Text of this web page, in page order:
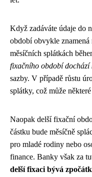
Když zadáváte údaje do
období obvykle
měsíčních splátkách
fixačního období dochází
sazby. V případě růstu
splátky, což může
Naopak delší fixační
částku bude měsíčně
pro mladé rodiny nebo
finance. Banky však za
delší fixaci bývá